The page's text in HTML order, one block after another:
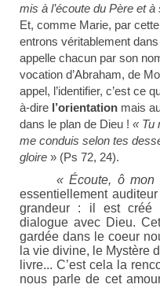
mis à l’écoute du Père et
Et, comme Marie, par
entrons véritablement
appelle chacun par son
vocation d’Abraham, de
appel, l’identifier, c’est ce
à-dire l’orientation mais
dans le plan de Dieu ! « Tu
me conduis selon tes
gloire » (Ps 72, 24).
« Écoute, ô
essentiellement
grandeur : il est créé
dialogue avec Dieu.
gardée dans le coeur
la vie divine, le Mystère
livre... C’est cela la
nous parle de cet